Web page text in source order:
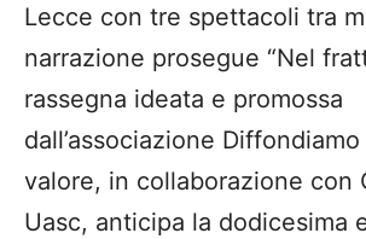
Lecce con tre spettacoli tra
narrazione prosegue “Nel
rassegna ideata e promossa
dall’associazione
valore, in collaborazione con
Uasc, anticipa la dodicesima